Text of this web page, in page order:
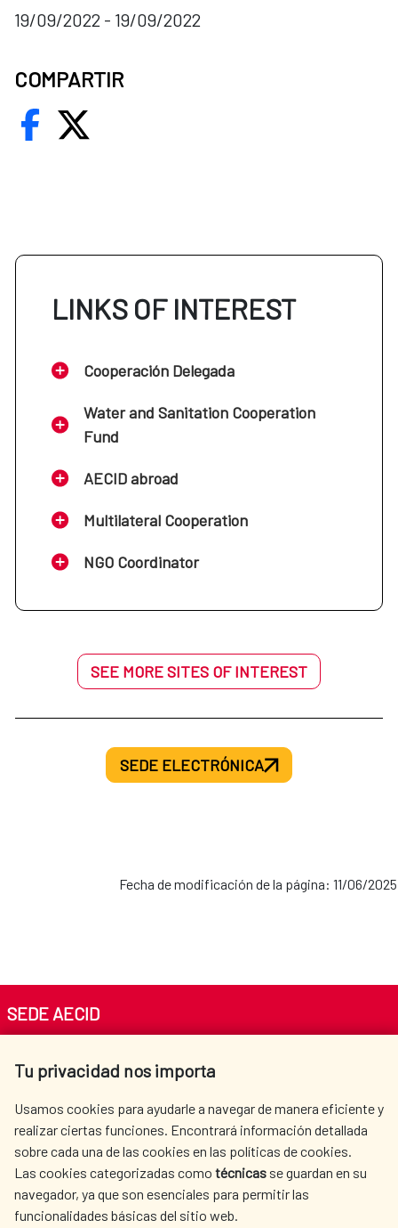
19/09/2022 - 19/09/2022
COMPARTIR
LINKS OF INTEREST
Cooperación Delegada
Water and Sanitation Cooperation
Fund
AECID abroad
Multilateral Cooperation
NGO Coordinator
SEE MORE SITES OF INTEREST
SEDE ELECTRÓNICA
Fecha de modificación de la página: 11/06/2025
Tu privacidad nos importa
Usamos cookies para ayudarle a navegar de manera eficiente y
realizar ciertas funciones. Encontrará información detallada
sobre cada una de las cookies en las políticas de cookies.
Las cookies categorizadas como técnicas se guardan en su
navegador, ya que son esenciales para permitir las
funcionalidades básicas del sitio web.
SEDE AECID
Tel. +34 900 20 30 54​​​​​​​
AECID
WHERE DO WE COOPERATE?
SPANISH HUMANITARIAN
ACTION
PRESS ROOM